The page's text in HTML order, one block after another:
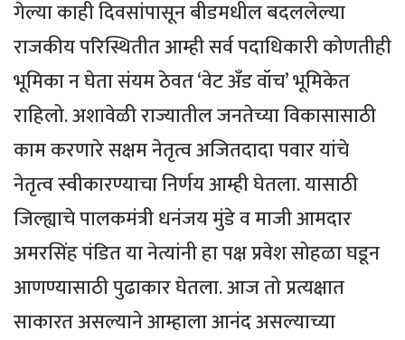
गेल्या काही दिवसांपासून बीडमधील बदललेल्या
राजकीय परिस्थितीत आम्ही सर्व पदाधिकारी कोणतीही
भूमिका न घेता संयम ठेवत ‘वेट अँड वॉच’ भूमिकेत
राहिलो. अशावेळी राज्यातील जनतेच्या विकासासाठी
काम करणारे सक्षम नेतृत्व अजितदादा पवार यांचे
नेतृत्व स्वीकारण्याचा निर्णय आम्ही घेतला. यासाठी
जिल्ह्याचे पालकमंत्री धनंजय मुंडे व माजी आमदार
अमरसिंह पंडित या नेत्यांनी हा पक्ष प्रवेश सोहळा घडून
आणण्यासाठी पुढाकार घेतला. आज तो प्रत्यक्षात
साकारत असल्याने आम्हाला आनंद असल्याच्या